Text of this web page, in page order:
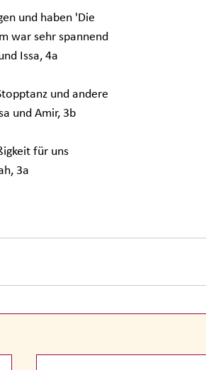
und haben 'Die
war sehr spannend
Issa, 4a
und andere
und Amir, 3b
für uns
3a